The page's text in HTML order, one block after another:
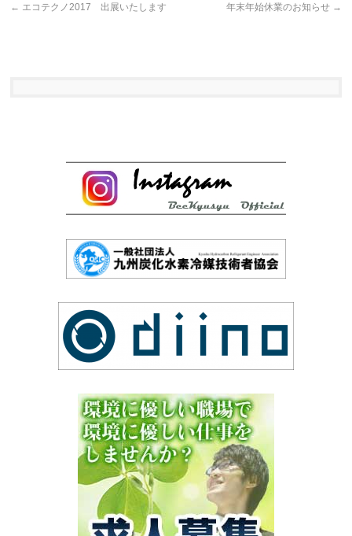
← エコテクノ2017 出展いたします 年末年始休業のお知らせ →